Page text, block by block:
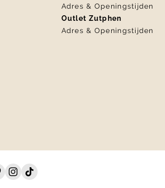
Adres & Openingstijden
Outlet Zutphen
Adres & Openingstijden